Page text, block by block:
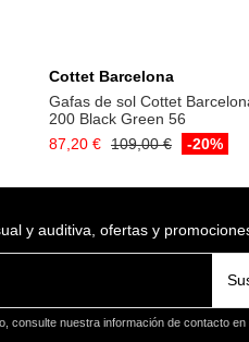
Cottet Barcelona
Gafas de sol Cottet
200 Black Green 56
87,20 € 109,00 € -20%
y auditiva, ofertas y
consulte nuestra información de contacto en